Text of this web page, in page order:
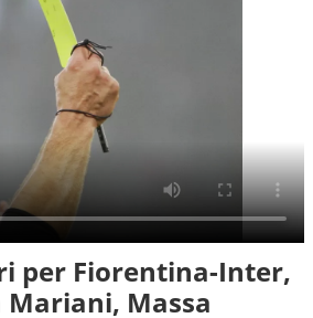
per Fiorentina-Inter,
Mariani, Massa